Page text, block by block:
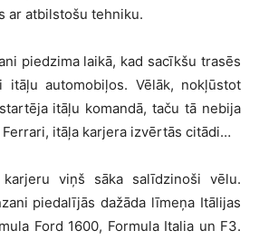
ar atbilstošu tehniku.
piedzima laikā, kad sacīkšu trasēs
automobiļos. Vēlāk, nokļūstot
itāļu komandā, taču tā nebija
Ferrari, itāļa karjera izvērtās citādi…
karjeru viņš sāka salīdzinoši vēlu.
piedalījās dažāda līmeņa Itālijas
Ford 1600, Formula Italia un F3.